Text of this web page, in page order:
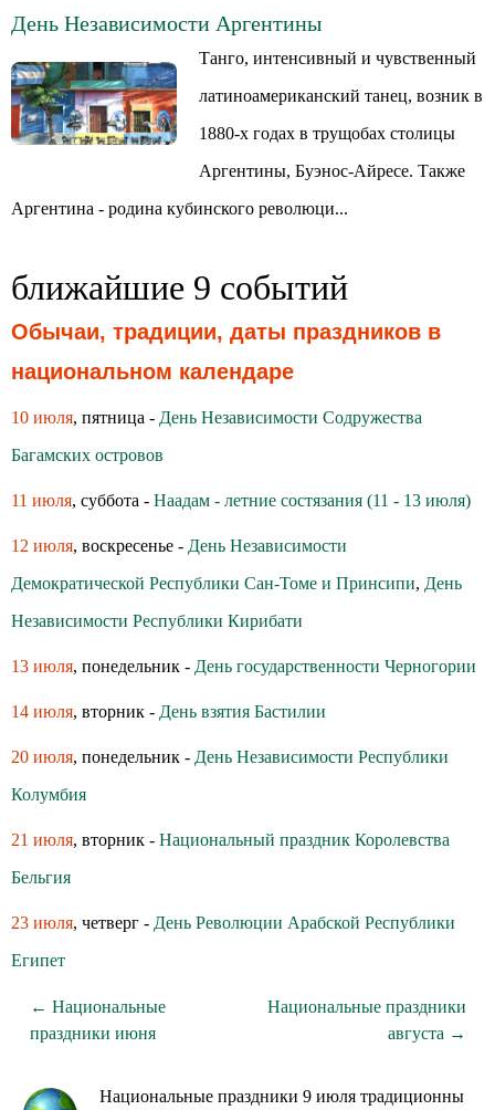
День Независимости Аргентины
Танго, интенсивный и чувственный
латиноамериканский танец, возник в
1880-х годах в трущобах столицы
Аргентины, Буэнос-Айресе. Также
Аргентина - родина кубинского революци...
ближайшие 9 событий
Обычаи, традиции, даты праздников в
национальном календаре
10 июля, пятница - День Независимости Содружества
Багамских островов
11 июля, суббота - Наадам - летние состязания (11 - 13 июля)
12 июля, воскресенье - День Независимости
Демократической Республики Сан-Томе и Принсипи, День
Независимости Республики Кирибати
13 июля, понедельник - День государственности Черногории
14 июля, вторник - День взятия Бастилии
20 июля, понедельник - День Независимости Республики
Колумбия
21 июля, вторник - Национальный праздник Королевства
Бельгия
23 июля, четверг - День Революции Арабской Республики
Египет
← Национальные
праздники июня
Национальные праздники
августа →
Национальные праздники 9 июля традиционны